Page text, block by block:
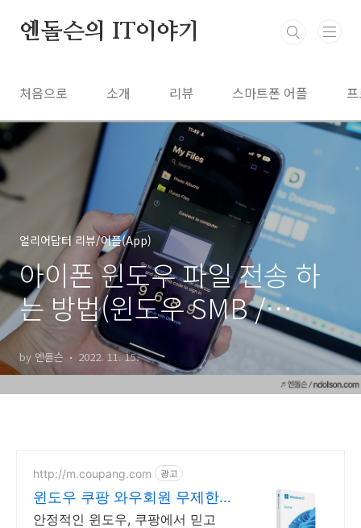
엔돌슨의 IT이야기
처음으로 소개 리뷰 스마트폰 어플
얼리어답터 리뷰/어플(App)
아이폰 윈도우 파일 전송 하
는 방법(윈도우 SMB /
Document 앱)
by 엔돌슨 2022. 11. 15.
http://m.coupang.com 광고
윈도우 쿠팡 와우회원 무제한
무료배송
안정적인 윈도우, 쿠팡에서 믿고